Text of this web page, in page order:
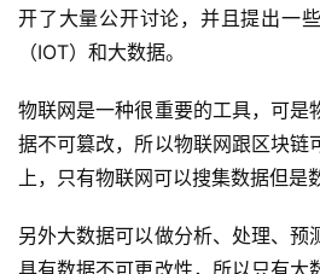
开了大量公开讨论，并且提出一
（IOT）和大数据。
物联网是一种很重要的工具，可是
据不可篡改，所以物联网跟区块链
上，只有物联网可以搜集数据但是
另外大数据可以做分析、处理、预